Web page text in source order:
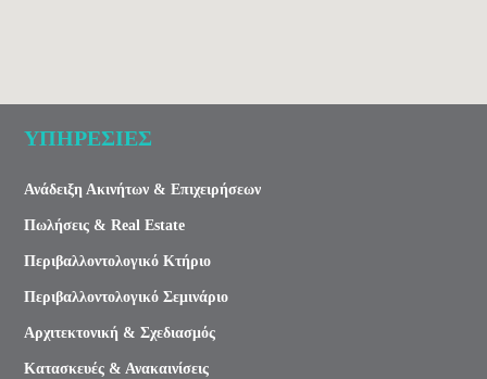
ΥΠΗΡΕΣΙΕΣ
Ανάδειξη Ακινήτων & Επιχειρήσεων
Πωλήσεις & Real Estate
Περιβαλλοντολογικό Κτήριο
Περιβαλλοντολογικό Σεμινάριο
Αρχιτεκτονική & Σχεδιασμός
Κατασκευές & Ανακαινίσεις